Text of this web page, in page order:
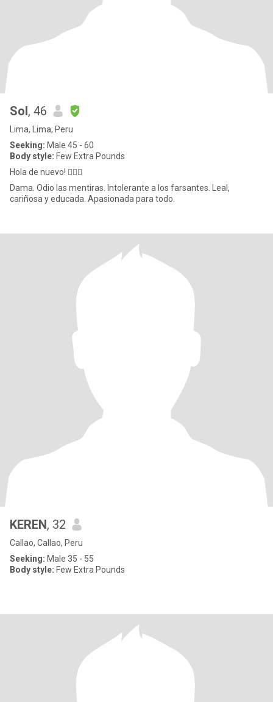
Sol, 46
Lima, Lima, Peru
Seeking: Male 45 - 60
Body style: Few Extra Pounds
Hola de nuevo! 🙋🏻‍♀️
Dama. Odio las mentiras. Intolerante a los farsantes. Leal,
cariñosa y educada. Apasionada para todo.
KEREN, 32
Callao, Callao, Peru
Seeking: Male 35 - 55
Body style: Few Extra Pounds